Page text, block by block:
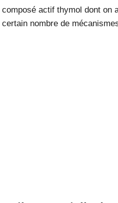
composé actif thymol dont on
certain nombre de